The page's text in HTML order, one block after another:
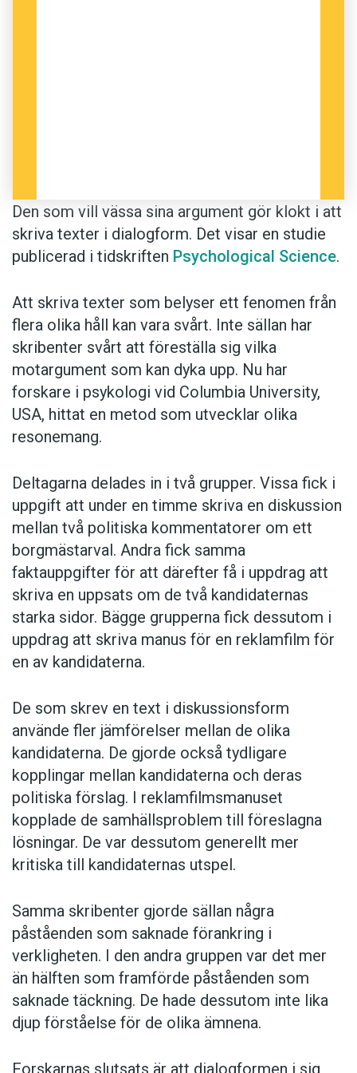
Den som vill vässa sina argument gör klokt i att
skriva texter i dialogform. Det visar en studie
publicerad i tidskriften Psychological Science.
Att skriva texter som belyser ett fenomen från
flera olika håll kan vara svårt. Inte sällan har
skribenter svårt att föreställa sig vilka
motargument som kan dyka upp. Nu har
forskare i psykologi vid Columbia University,
USA, hittat en metod som utvecklar olika
resonemang.
Deltagarna delades in i två grupper. Vissa fick i
uppgift att under en timme skriva en diskussion
mellan två politiska kommentatorer om ett
borgmästarval. Andra fick samma
faktauppgifter för att därefter få i uppdrag att
skriva en uppsats om de två kandidaternas
starka sidor. Bägge grupperna fick dessutom i
uppdrag att skriva manus för en reklamfilm för
en av kandidaterna.
De som skrev en text i diskussionsform
använde fler jämförelser mellan de olika
kandidaterna. De gjorde också tydligare
kopplingar mellan kandidaterna och deras
politiska förslag. I reklamfilmsmanuset
kopplade de samhällsproblem till föreslagna
lösningar. De var dessutom generellt mer
kritiska till kandidaternas utspel.
Samma skribenter gjorde sällan några
påståenden som saknade förankring i
verkligheten. I den andra gruppen var det mer
än hälften som framförde påståenden som
saknade täckning. De hade dessutom inte lika
djup förståelse för de olika ämnena.
Forskarnas slutsats är att dialogformen i sig